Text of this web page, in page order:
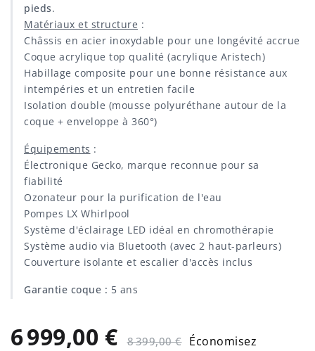
pieds.
Matériaux et structure :
Châssis en acier inoxydable pour une longévité accrue
Coque acrylique top qualité (acrylique Aristech)
Habillage composite pour une bonne résistance aux
intempéries et un entretien facile
Isolation double (mousse polyuréthane autour de la
coque + enveloppe à 360°)
Équipements :
Électronique Gecko, marque reconnue pour sa
fiabilité
Ozonateur pour la purification de l'eau
Pompes LX Whirlpool
Système d'éclairage LED idéal en chromothérapie
Système audio via Bluetooth (avec 2 haut-parleurs)
Couverture isolante et escalier d'accès inclus
Garantie coque : 5 ans
6 999,00 € 8 399,00 € Économisez